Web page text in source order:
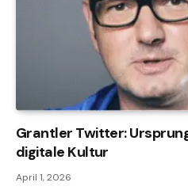
Grantler Twitter:
digitale Kultur
April 1, 2026